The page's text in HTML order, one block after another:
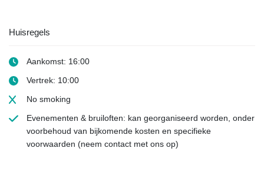
Huisregels
Aankomst: 16:00
Vertrek: 10:00
No smoking
Evenementen & bruiloften: kan georganiseerd worden, onder
voorbehoud van bijkomende kosten en specifieke
voorwaarden (neem contact met ons op)